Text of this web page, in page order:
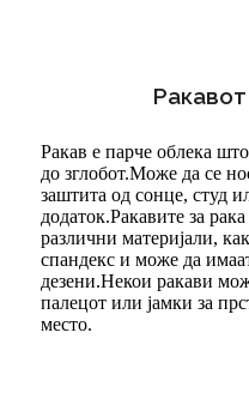
Ракав е парче облека
до зглобот.Може да се
заштита од сонце, студ
додаток.Ракавите за
различни материјали,
спандекс и може да
дезени.Некои ракави
палецот или јамки за
место.